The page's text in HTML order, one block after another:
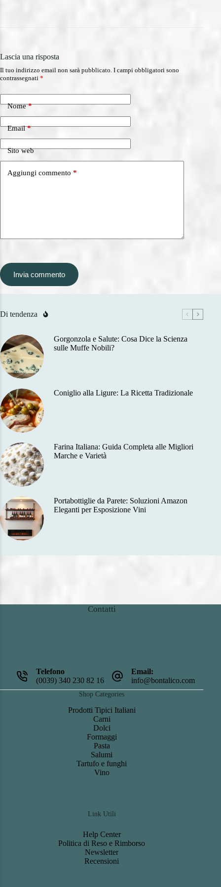
Lascia una risposta
Il tuo indirizzo email non sarà pubblicato. I campi obbligatori sono
contrassegnati *
Nome*
Email*
Sito web
Aggiungi commento *
Invia commento
Di tendenza
Gorgonzola e Salute: Cosa Dice la Scienza
sulle Muffe Nobili?
Coniglio alla Ligure: La Ricetta Tradizionale
Farina Italiana: Guida Completa alle Migliori
Marche e Varietà
Portabottiglie da Parete: Soluzioni Amazon
Eleganti per Esposizione Vini
Contatti
Telefono
(0039) 340 230 82 16
Email:
info@bontalico.com
Shop Categories
Prodotti Tipici Italiani
Carni
Dolci
Formaggi
Pasta
Salumi
Tartufo e funghi
Vino
Link Utili
Help Center
Politica di Reso e Rimborso
Newsletter
Recensioni